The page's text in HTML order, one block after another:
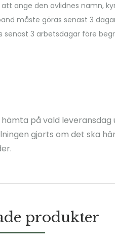
ange den avlidnes namn,
måste göras senast 3
3 arbetsdagar före
på vald leveransdag
gjorts om det ska
produkter